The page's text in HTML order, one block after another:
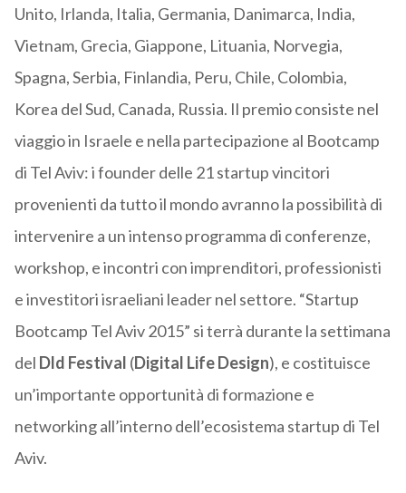
Unito, Irlanda, Italia, Germania, Danimarca, India,
Vietnam, Grecia, Giappone, Lituania, Norvegia,
Spagna, Serbia, Finlandia, Peru, Chile, Colombia,
Korea del Sud, Canada, Russia. Il premio consiste nel
viaggio in Israele e nella partecipazione al Bootcamp
di Tel Aviv: i founder delle 21 startup vincitori
provenienti da tutto il mondo avranno la possibilità di
intervenire a un intenso programma di conferenze,
workshop, e incontri con imprenditori, professionisti
e investitori israeliani leader nel settore. “Startup
Bootcamp Tel Aviv 2015” si terrà durante la settimana
del Dld Festival (Digital Life Design), e costituisce
un’importante opportunità di formazione e
networking all’interno dell’ecosistema startup di Tel
Aviv.